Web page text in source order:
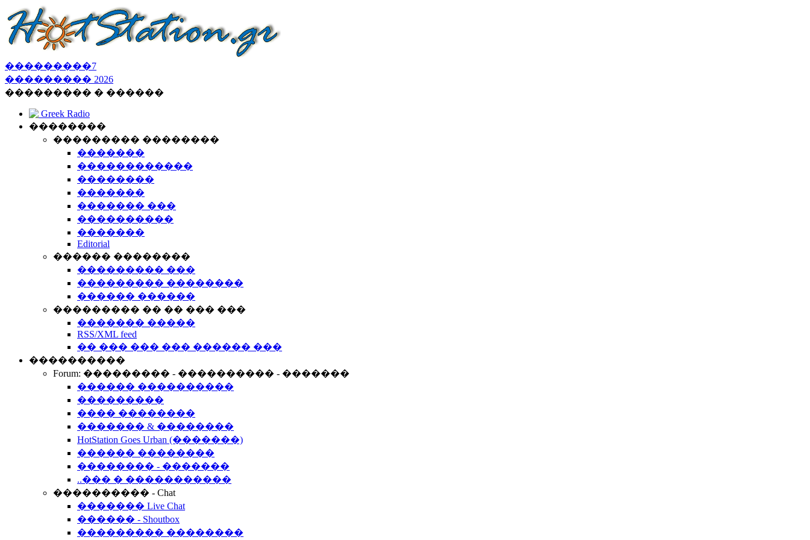
���������7
��������� 2026
��������� � ������
Greek Radio
��������
��������� ��������
�������
������������
��������
�������
������� ���
����������
�������
Editorial
������ ��������
��������� ���
��������� ��������
������ ������
��������� �� �� ��� ���
������� �����
RSS/XML feed
�� ��� ��� ��� ������ ���
����������
Forum: ��������� - ���������� - �������
������ ����������
���������
���� ��������
������� & ��������
HotStation Goes Urban (�������)
������ ��������
�������� - �������
..��� � �����������
���������� - Chat
������� Live Chat
������ - Shoutbox
��������� ��������